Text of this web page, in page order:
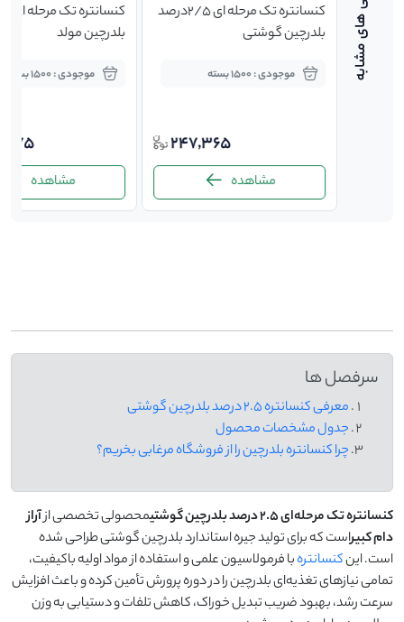
کنسانتره تک مرحله ای 2/5درصد
بلدرچین گوشتی
موجودی : 1500 بسته
247,365
مشاهده
بلدرچین مولد
موجودی : 1500 بسته
مشاهده
کنسانتره تک مرحله‌ای 2.5 درصد بلدرچین گوشتی محصولی تخصصی ازآراز
دام کبیراست که برای تولید جیره استاندارد بلدرچین گوشتی طراحی شده
است. اینکنسانترهبا فرمولاسیون علمی و استفاده از مواد اولیه باکیفیت،
تمامی نیازهای تغذیه‌ای بلدرچین را در دوره پرورش تأمین کرده و باعث افزایش
سرعت رشد، بهبود ضریب تبدیل خوراک، کاهش تلفات و دستیابی به وزن
سرفصل ها
معرفی کنسانتره 2.5 درصد بلدرچین گوشتی
جدول مشخصات محصول
چرا کنسانتره بلدرچین را از فروشگاه مرغابی بخریم؟